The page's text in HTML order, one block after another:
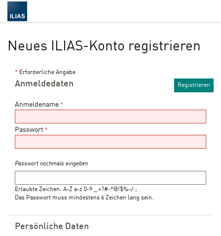
Neues ILIAS-Konto registrieren
* Erforderliche Angabe
Anmeldedaten
Anmeldename *
Passwort *
Passwort nochmals eingeben
Erlaubte Zeichen: A-Z a-z 0-9 _.+?#-*@!$%~/:;
Das Passwort muss mindestens 6 Zeichen lang sein.
Persönliche Daten